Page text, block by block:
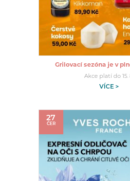
Grilovací sezóna je v
Akce platí do 15.
VÍCE >
27
ČER